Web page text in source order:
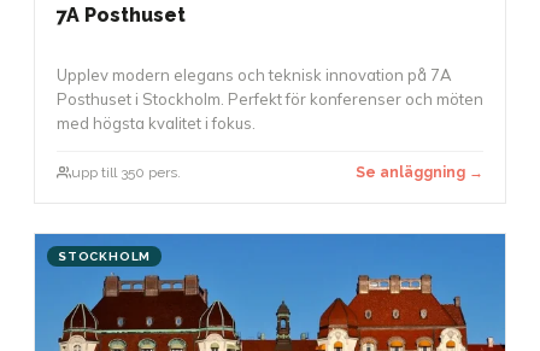
7A Posthuset
Upplev modern elegans och teknisk innovation på 7A
Posthuset i Stockholm. Perfekt för konferenser och möten
med högsta kvalitet i fokus.
upp till 350 pers. Se anläggning →
STOCKHOLM